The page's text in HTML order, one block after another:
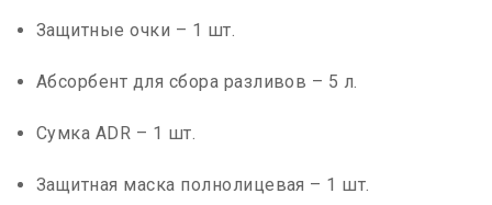
Защитные очки – 1 шт.
Абсорбент для сбора разливов – 5 л.
Сумка ADR – 1 шт.
Защитная маска полнолицевая – 1 шт.